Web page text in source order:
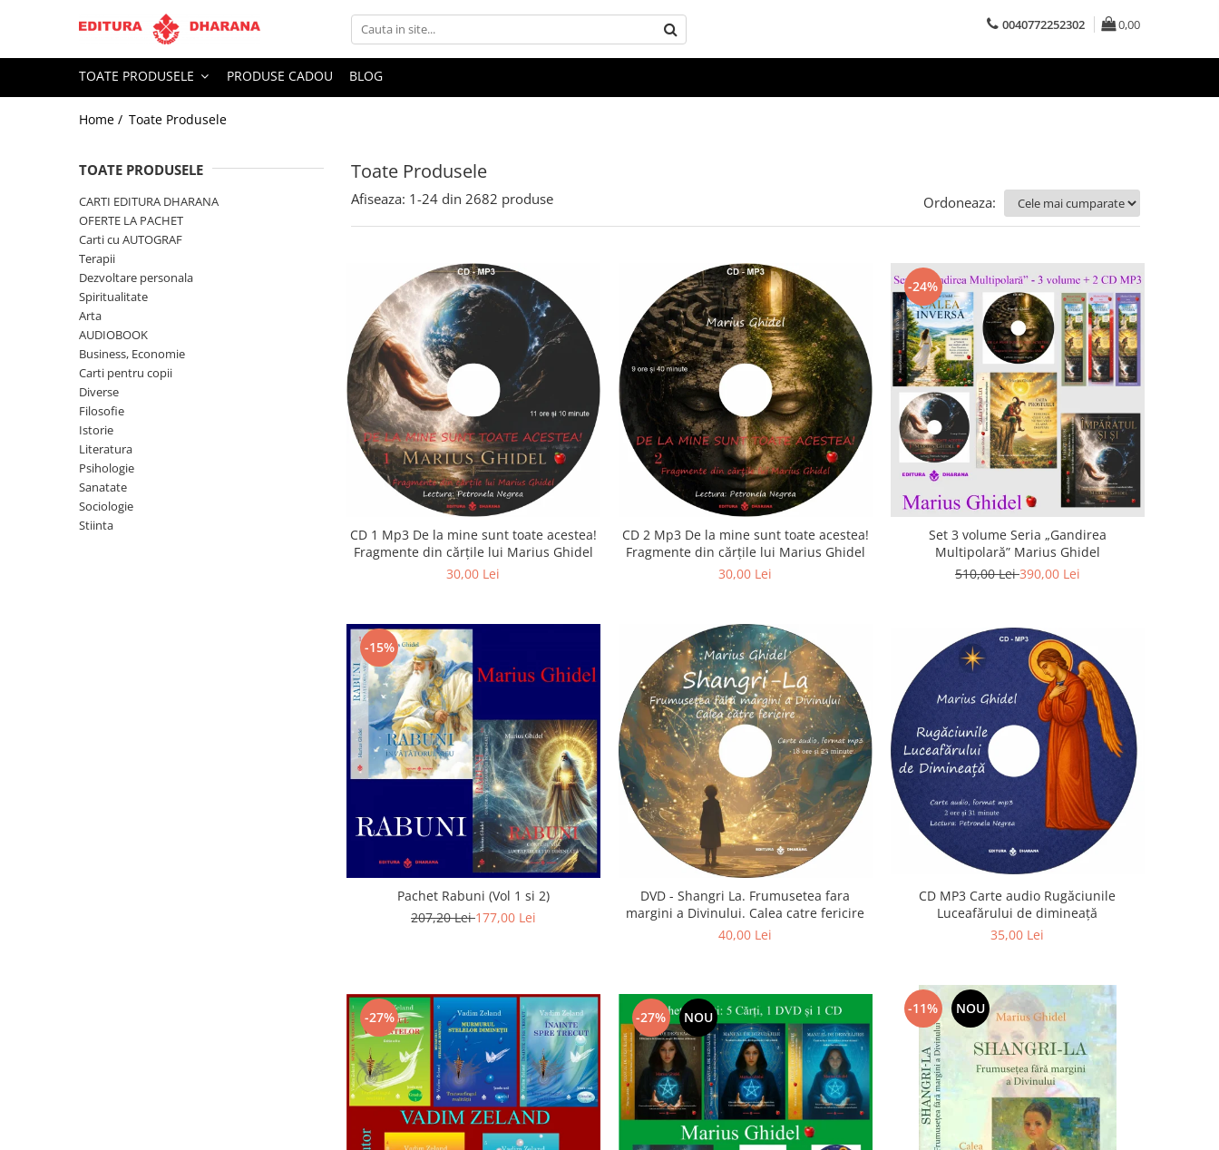
Toate Produsele
CARTI EDITURA DHARANA
OFERTE LA PACHET
Dezvoltare personala
Spiritualitate
AUDIOBOOK
Business, Economie
Carti pentru copii
0040772252302 0,00
TOATE PRODUSELE PRODUSE CADOU BLOG
Home / Toate Produsele
Toate Produsele
TOATE PRODUSELE
CARTI EDITURA DHARANA
OFERTE LA PACHET
Carti cu AUTOGRAF
Terapii
Dezvoltare personala
Spiritualitate
Arta
AUDIOBOOK
Business, Economie
Carti pentru copii
Diverse
Filosofie
Istorie
Literatura
Psihologie
Sanatate
Sociologie
Stiinta
Afiseaza: 1-24 din 2682 produse Ordoneaza:
CD 1 Mp3 De la mine sunt toate acestea!
Fragmente din cărțile lui Marius Ghidel
30,00 Lei
CD 2 Mp3 De la mine sunt toate acestea!
Fragmente din cărțile lui Marius Ghidel
30,00 Lei
-24%
Set 3 volume Seria „Gandirea
Multipolară” Marius Ghidel
510,00 Lei390,00 Lei
-15%
Pachet Rabuni (Vol 1 si 2)
207,20 Lei177,00 Lei
DVD - Shangri La. Frumusetea fara
margini a Divinului. Calea catre fericire
40,00 Lei
CD MP3 Carte audio Rugăciunile
Luceafărului de dimineață
35,00 Lei
-27% -27% NOU
-11% NOU